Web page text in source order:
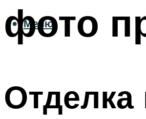
Меню
фото
Отделка